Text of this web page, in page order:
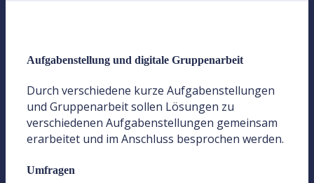
Aufgabenstellung und digitale Gruppenarbeit
Durch verschiedene kurze Aufgabenstellungen
und Gruppenarbeit sollen Lösungen zu
verschiedenen Aufgabenstellungen gemeinsam
erarbeitet und im Anschluss besprochen werden.
Umfragen